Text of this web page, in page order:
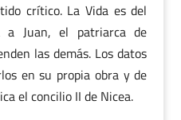
crítico. La Vida es del
a Juan, el patriarca de
las demás. Los datos
en su propia obra y de
el concilio II de Nicea.